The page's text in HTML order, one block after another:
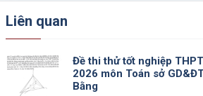
Liên quan
Đề thi thử tốt nghiệp
2026 môn Toán sở
Bằng